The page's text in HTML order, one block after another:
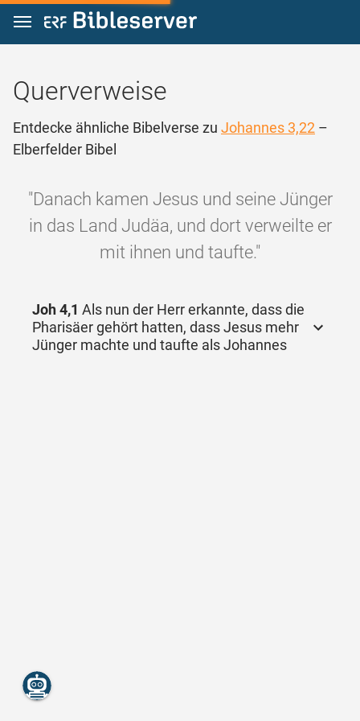
Zum Inhalt springen
Querverweise
Entdecke ähnliche Bibelverse zu Johannes 3,22 –
Elberfelder Bibel
"Danach kamen Jesus und seine Jünger
in das Land Judäa, und dort verweilte er
mit ihnen und taufte."
Joh 4,1 Als nun der Herr erkannte, dass die
Pharisäer gehört hatten, dass Jesus mehr
Jünger machte und taufte als Johannes